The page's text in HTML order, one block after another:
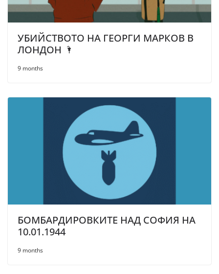
УБИЙСТВОТО НА ГЕОРГИ МАРКОВ В
ЛОНДОН 🌂
9 months
БОМБАРДИРОВКИТЕ НАД СОФИЯ НА
10.01.1944
9 months